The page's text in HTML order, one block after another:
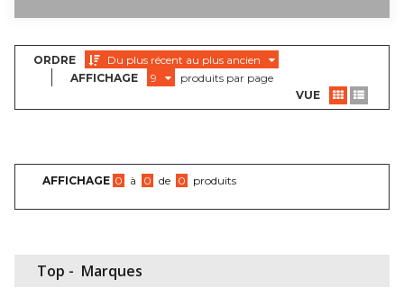
ORDRE
Du plus récent au plus ancien
AFFICHAGE
9
produits par page
VUE
AFFICHAGE 0 à 0 de 0 produits
Top - Marques